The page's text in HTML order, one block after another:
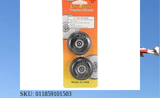
SKU: 011859101503